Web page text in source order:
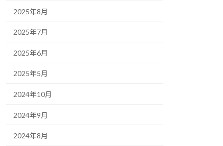
2025年8月
2025年7月
2025年6月
2025年5月
2024年10月
2024年9月
2024年8月